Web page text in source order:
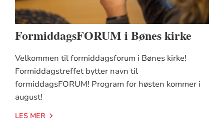
FormiddagsFORUM i Bønes kirke
Velkommen til formiddagsforum i Bønes kirke!
Formiddagstreffet bytter navn til
formiddagsFORUM! Program for høsten kommer i
august!
LES MER